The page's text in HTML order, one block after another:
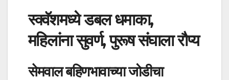
स्क्वॅशमध्ये डबल धमाका,
महिलांना सुवर्ण, पुरूष संघाला रौप्य
सेमवाल बहिणभावाच्या जोडीचा